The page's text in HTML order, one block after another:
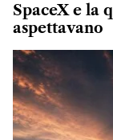
SpaceX e la
aspettavano